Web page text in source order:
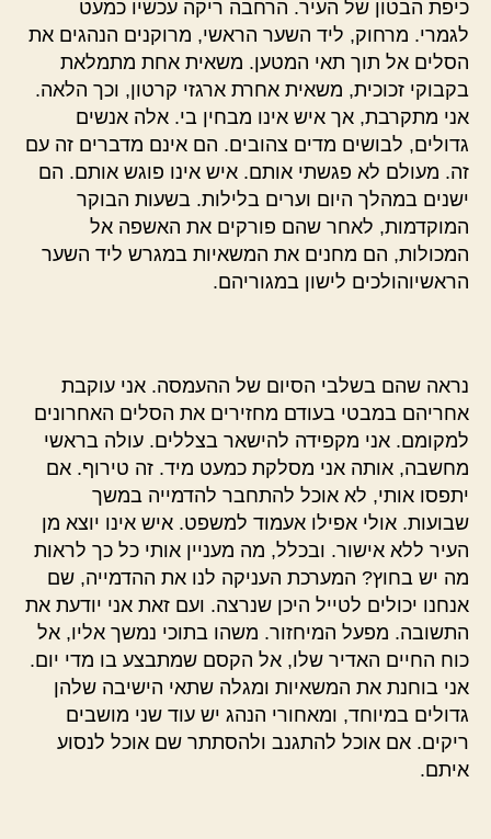
כיפת הבטון של העיר. הרחבה ריקה עכשיו כמעט
לגמרי. מרחוק, ליד השער הראשי, מרוקנים הנהגים את
הסלים אל תוך תאי המטען. משאית אחת מתמלאת
בקבוקי זכוכית, משאית אחרת ארגזי קרטון, וכך הלאה.
אני מתקרבת, אך איש אינו מבחין בי. אלה אנשים
גדולים, לבושים מדים צהובים. הם אינם מדברים זה עם
זה. מעולם לא פגשתי אותם. איש אינו פוגש אותם. הם
ישנים במהלך היום וערים בלילות. בשעות הבוקר
המוקדמות, לאחר שהם פורקים את האשפה אל
המכולות, הם מחנים את המשאיות במגרש ליד השער
הראשיוהולכים לישון במגוריהם.
נראה שהם בשלבי הסיום של ההעמסה. אני עוקבת
אחריהם במבטי בעודם מחזירים את הסלים האחרונים
למקומם. אני מקפידה להישאר בצללים. עולה בראשי
מחשבה, אותה אני מסלקת כמעט מיד. זה טירוף. אם
יתפסו אותי, לא אוכל להתחבר להדמייה במשך
שבועות. אולי אפילו אעמוד למשפט. איש אינו יוצא מן
העיר ללא אישור. ובכלל, מה מעניין אותי כל כך לראות
מה יש בחוץ? המערכת העניקה לנו את ההדמייה, שם
אנחנו יכולים לטייל היכן שנרצה. ועם זאת אני יודעת את
התשובה. מפעל המיחזור. משהו בתוכי נמשך אליו, אל
כוח החיים האדיר שלו, אל הקסם שמתבצע בו מדי יום.
אני בוחנת את המשאיות ומגלה שתאי הישיבה שלהן
גדולים במיוחד, ומאחורי הנהג יש עוד שני מושבים
ריקים. אם אוכל להתגנב ולהסתתר שם אוכל לנסוע
איתם.